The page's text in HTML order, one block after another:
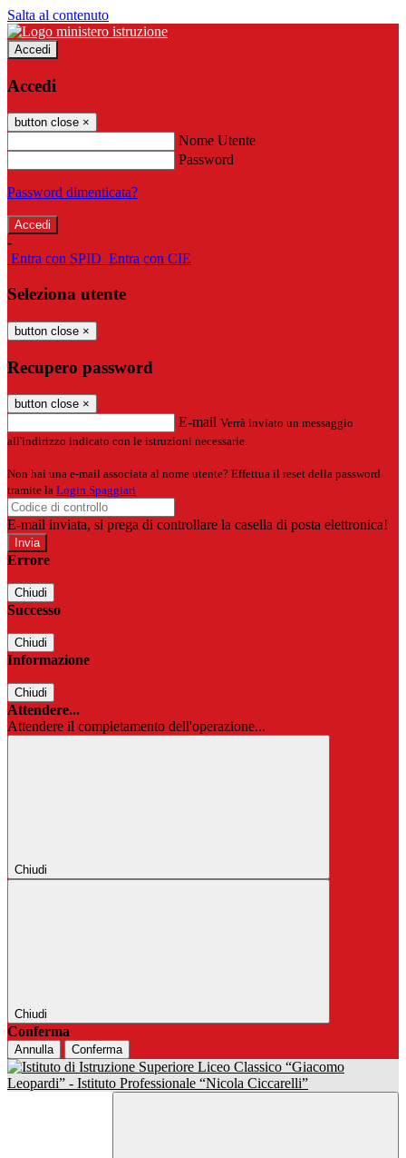
Salta al contenuto
Accedi
Accedi
button close ×
Nome Utente
Password
Password dimenticata?
-
Entra con SPID Entra con CIE
Seleziona utente
button close ×
Recupero password
button close ×
E-mail Verrà inviato un messaggio
all'indirizzo indicato con le istruzioni necessarie.
Non hai una e-mail associata al nome utente? Effettua il reset della password
tramite la Login Spaggiari
E-mail inviata, si prega di controllare la casella di posta elettronica!
Errore
Chiudi
Successo
Chiudi
Informazione
Chiudi
Attendere...
Attendere il completamento dell'operazione...
Chiudi
Chiudi
Conferma
Annulla Conferma